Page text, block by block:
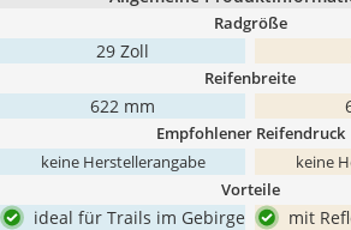
Radgröße
29 Zoll
Reifenbreite
622 mm
Empfohlener Reifendruck
keine Herstellerangabe keine
Vorteile
ideal für Trails im Gebirge
mit